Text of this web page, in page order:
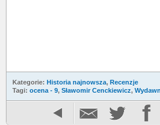
Kategorie: Historia najnowsza, Recenzje
Tagi: ocena - 9, Sławomir Cenckiewicz,